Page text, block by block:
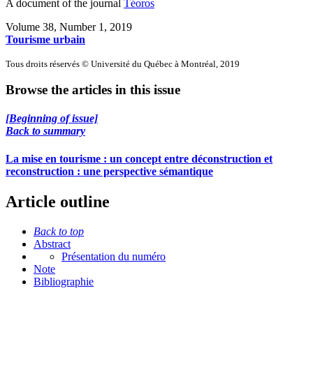
A document of the journal Téoros
Volume 38, Number 1, 2019
Tourisme urbain
Tous droits réservés © Université du Québec à Montréal, 2019
Browse the articles in this issue
[Beginning of issue]
Back to summary
La mise en tourisme : un concept entre déconstruction et
reconstruction : une perspective sémantique
Article outline
Back to top
Abstract
Présentation du numéro
Note
Bibliographie